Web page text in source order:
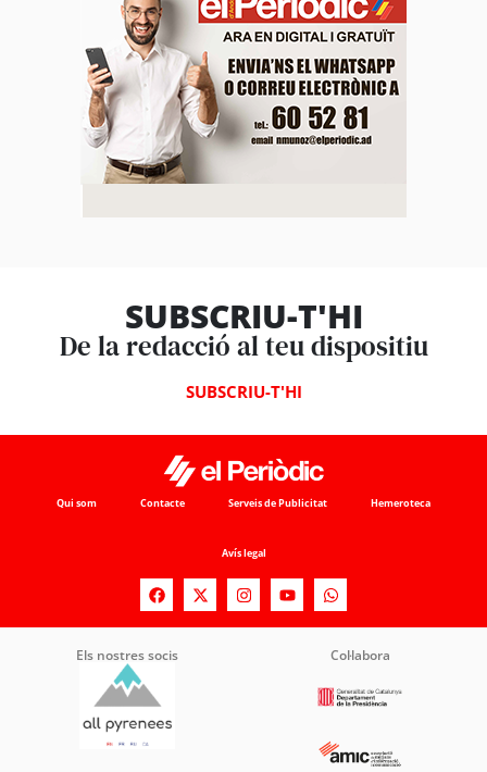
SUBSCRIU-T'HI
De la redacció al teu dispositiu
SUBSCRIU-T'HI
Qui som Contacte Serveis de Publicitat Hemeroteca
Avís legal
Els nostres socis Col·labora